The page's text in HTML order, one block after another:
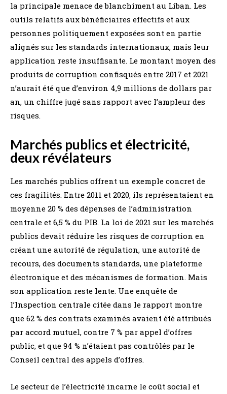
la principale menace de blanchiment au Liban. Les
outils relatifs aux bénéficiaires effectifs et aux
personnes politiquement exposées sont en partie
alignés sur les standards internationaux, mais leur
application reste insuffisante. Le montant moyen des
produits de corruption confisqués entre 2017 et 2021
n’aurait été que d’environ 4,9 millions de dollars par
an, un chiffre jugé sans rapport avec l’ampleur des
risques.
Marchés publics et électricité,
deux révélateurs
Les marchés publics offrent un exemple concret de
ces fragilités. Entre 2011 et 2020, ils représentaient en
moyenne 20 % des dépenses de l’administration
centrale et 6,5 % du PIB. La loi de 2021 sur les marchés
publics devait réduire les risques de corruption en
créant une autorité de régulation, une autorité de
recours, des documents standards, une plateforme
électronique et des mécanismes de formation. Mais
son application reste lente. Une enquête de
l’Inspection centrale citée dans le rapport montre
que 62 % des contrats examinés avaient été attribués
par accord mutuel, contre 7 % par appel d’offres
public, et que 94 % n’étaient pas contrôlés par le
Conseil central des appels d’offres.
Le secteur de l’électricité incarne le coût social et